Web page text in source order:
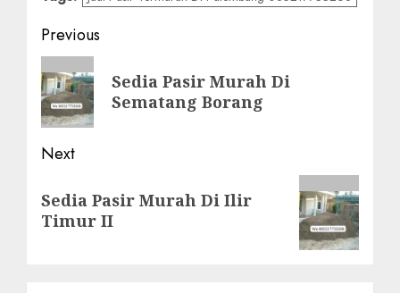
Post
navigation
Previous
Previous
post:
Sedia Pasir Murah Di
Sematang Borang
Next
post:
Sedia Pasir Murah Di Ilir
Timur II